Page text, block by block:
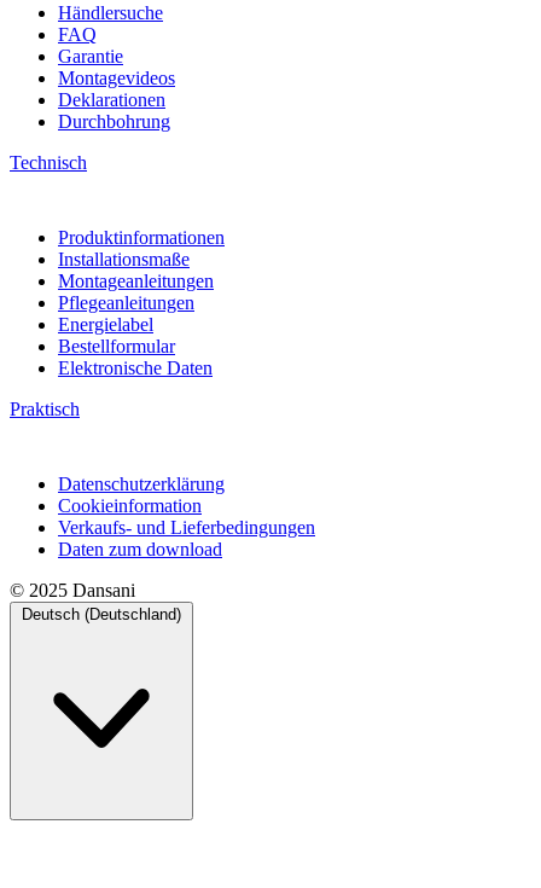
Händlersuche
FAQ
Garantie
Montagevideos
Deklarationen
Durchbohrung
Technisch
Produktinformationen
Installationsmaße
Montageanleitungen
Pflegeanleitungen
Energielabel
Bestellformular
Elektronische Daten
Praktisch
Datenschutzerklärung
Cookieinformation
Verkaufs- und Lieferbedingungen
Daten zum download
© 2025 Dansani
Deutsch (Deutschland)